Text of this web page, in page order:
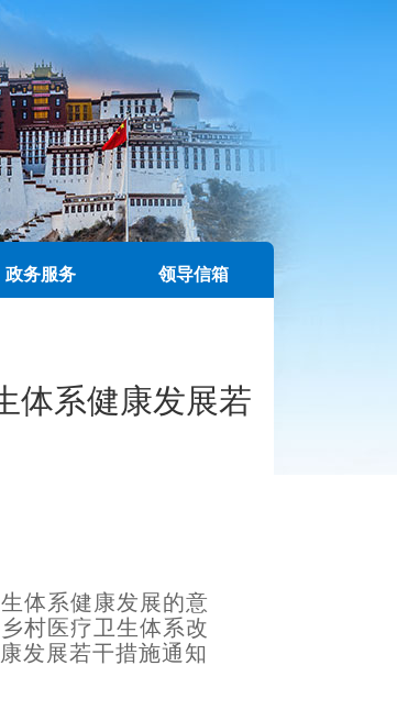
政务服务 领导信箱
体系健康发展若
体系健康发展的意
村医疗卫生体系改
发展若干措施通知